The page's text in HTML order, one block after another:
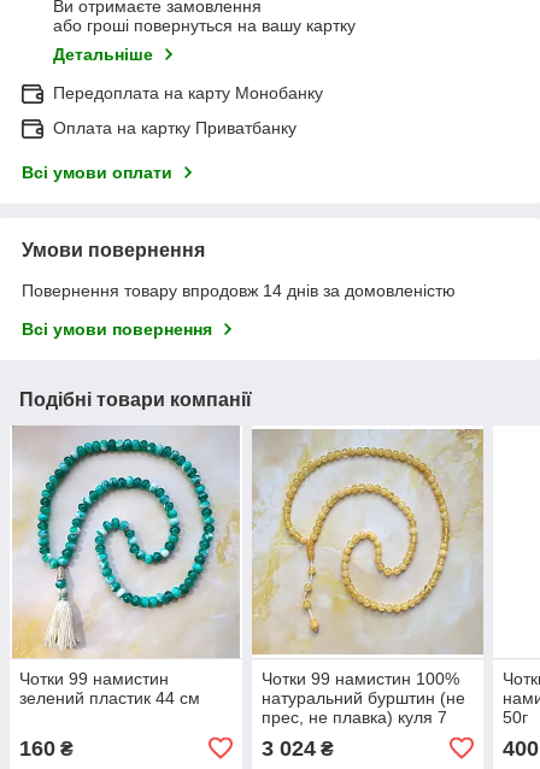
Ви отримаєте замовлення
або гроші повернуться на вашу картку
Детальніше
Передоплата на карту Монобанку
Оплата на картку Приватбанку
Всі умови оплати
Умови повернення
Повернення товару впродовж 14 днів за домовленістю
Всі умови повернення
Подібні товари компанії
Чотки 99 намистин
зелений пластик 44 см
160 ₴
Чотки 99 намистин 100%
натуральний бурштин (не
прес, не плавка) куля 7
3 024₴
50г
400